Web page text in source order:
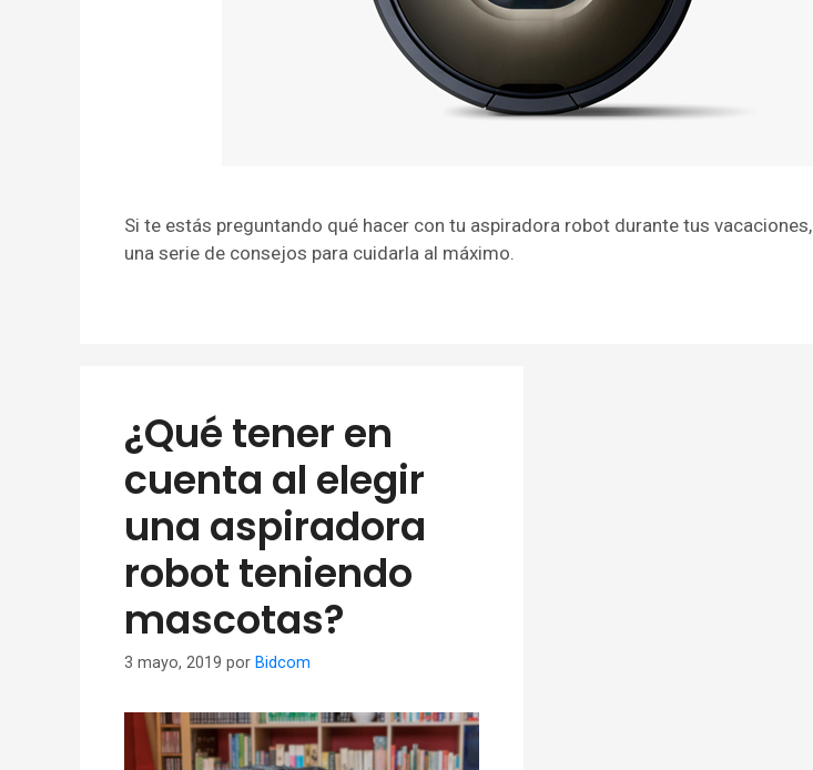
Si te estás preguntando qué hacer con tu aspiradora robot durante tus
una serie de consejos para cuidarla al máximo.
¿Qué tener en
cuenta al elegir
una aspiradora
robot teniendo
mascotas?
3 mayo, 2019 por Bidcom